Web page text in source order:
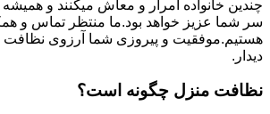
چندین خانواده امرار و معاش میکنند و
سر شما عزیز خواهد بود.ما منتظر تماس و
هستیم.موفقیت و پیروزی شما آرزوی نظافت
دیدار.
نظافت منزل چگونه است؟